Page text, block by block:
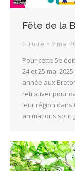
Fête de la
Culture
2 mai
Pour cette 5e
24 et 25 mai
année aux
retrouver pour
leur région dans
animations sont